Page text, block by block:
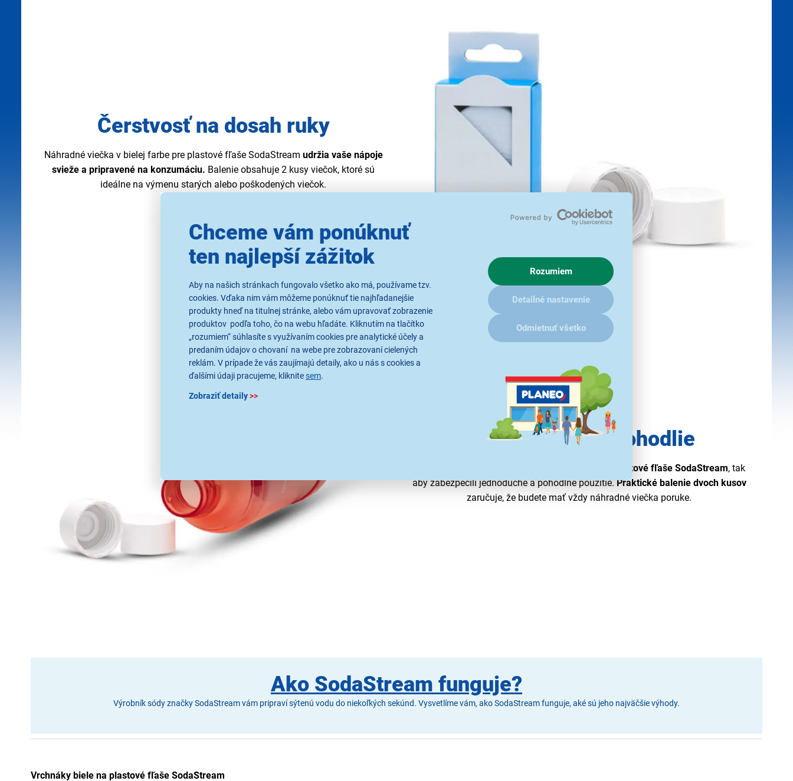
Chceme vám ponúknuť
ten najlepší zážitok
Aby na našich stránkach fungovalo všetko ako má, používame tzv.
cookies. Vďaka nim vám môžeme ponúknuť tie najhľadanejšie
produkty hneď na titulnej stránke, alebo vám upravovať zobrazenie
produktov podľa toho, čo na webu hľadáte. Kliknutím na tlačítko
„rozumiem“ súhlasíte s využívaním cookies pre analytické účely a
predaním údajov o chovaní na webe pre zobrazovaní cielených
reklám. V prípade že vás zaujímajú detaily, ako u nás s cookies a
ďalšími údaji pracujeme, kliknite sem.
Zobraziť detaily>>
Rozumiem
Detailné nastavenie
Odmietnuť všetko
Čerstvosť na dosah ruky
Náhradné viečka v bielej farbe pre plastové fľaše SodaStream udržia vaše nápoje
svieže a pripravené na konzumáciu. Balenie obsahuje 2 kusy viečok, ktoré sú
ideálne na výmenu starých alebo poškodených viečok.
Kompatibilita a pohodlie
pasovali na plastové fľaše SodaStream, tak
aby zabezpečili jednoduché a pohodlné použitie.Praktické balenie dvoch kusov
zaručuje, že budete mať vždy náhradné viečka poruke.
Ako SodaStream funguje?
Výrobník sódy značky SodaStream vám pripraví sýtenú vodu do niekoľkých sekúnd. Vysvetlíme vám, ako SodaStream funguje, aké sú jeho najväčšie výhody.
Vrchnáky biele na plastové fľaše SodaStream